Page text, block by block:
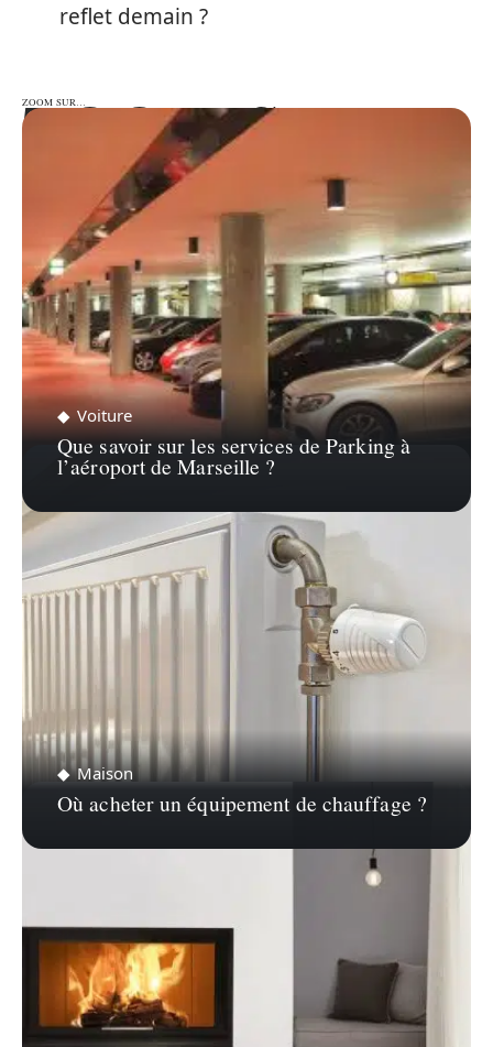
reflet demain ?
ZOOM SUR…
ZOOM SUR…
Voiture
Que savoir sur les services de Parking à
l’aéroport de Marseille ?
Maison
Où acheter un équipement de chauffage ?